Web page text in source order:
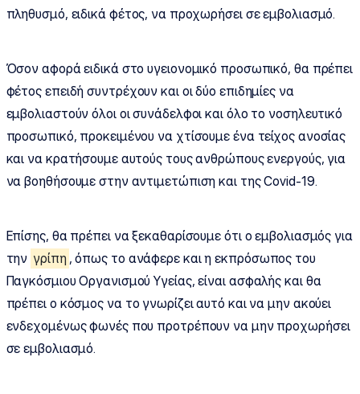
πληθυσμό, ειδικά φέτος, να προχωρήσει σε εμβολιασμό.
Όσον αφορά ειδικά στο υγειονομικό προσωπικό, θα πρέπει
φέτος επειδή συντρέχουν και οι δύο επιδημίες να
εμβολιαστούν όλοι οι συνάδελφοι και όλο το νοσηλευτικό
προσωπικό, προκειμένου να χτίσουμε ένα τείχος ανοσίας
και να κρατήσουμε αυτούς τους ανθρώπους ενεργούς, για
να βοηθήσουμε στην αντιμετώπιση και της Covid-19.
Επίσης, θα πρέπει να ξεκαθαρίσουμε ότι ο εμβολιασμός για
την γρίπη , όπως το ανάφερε και η εκπρόσωπος του
Παγκόσμιου Οργανισμού Υγείας, είναι ασφαλής και θα
πρέπει ο κόσμος να το γνωρίζει αυτό και να μην ακούει
ενδεχομένως φωνές που προτρέπουν να μην προχωρήσει
σε εμβολιασμό.